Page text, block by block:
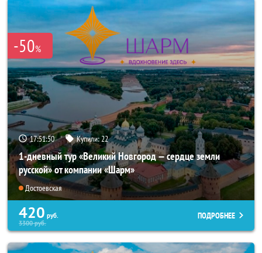
-50%
17:51:47 Купили: 22
1-дневный тур «Великий Новгород — сердце земли
русской» от компании «Шарм»
Достоевская
420 руб.
3300руб.
ПОДРОБНЕЕ